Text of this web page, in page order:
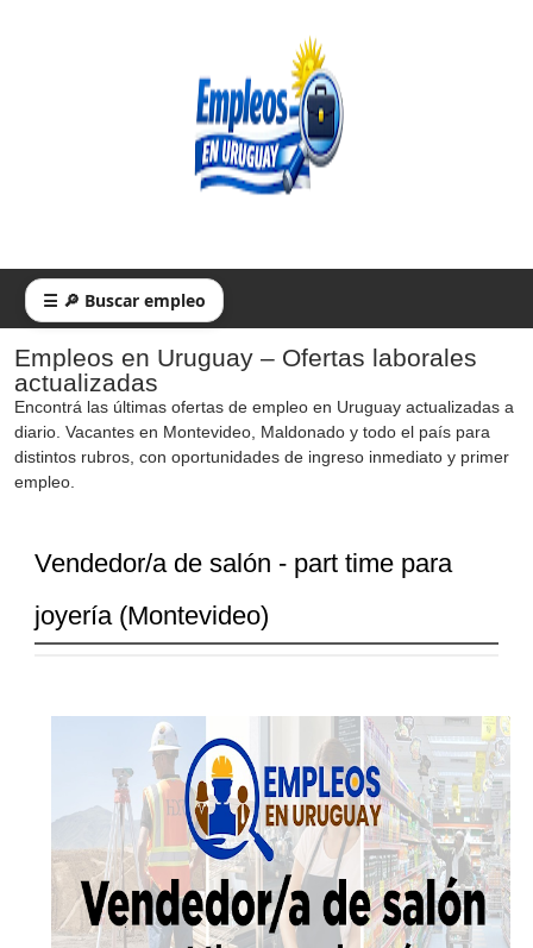
☰ 🔎 Buscar empleo
Empleos en Uruguay – Ofertas laborales
actualizadas
Encontrá las últimas ofertas de empleo en Uruguay actualizadas a
diario. Vacantes en Montevideo, Maldonado y todo el país para
distintos rubros, con oportunidades de ingreso inmediato y primer
empleo.
Vendedor/a de salón - part time para
joyería (Montevideo)